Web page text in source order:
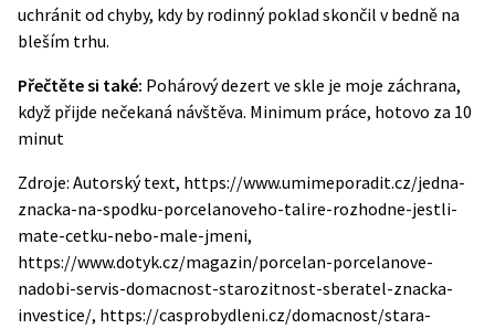
uchránit od chyby, kdy by rodinný poklad skončil v bedně na
bleším trhu.
Přečtěte si také: Pohárový dezert ve skle je moje záchrana,
když přijde nečekaná návštěva. Minimum práce, hotovo za 10
minut
Zdroje: Autorský text, https://www.umimeporadit.cz/jedna-
znacka-na-spodku-porcelanoveho-talire-rozhodne-jestli-
mate-cetku-nebo-male-jmeni,
https://www.dotyk.cz/magazin/porcelan-porcelanove-
nadobi-servis-domacnost-starozitnost-sberatel-znacka-
investice/, https://casprobydleni.cz/domacnost/stara-